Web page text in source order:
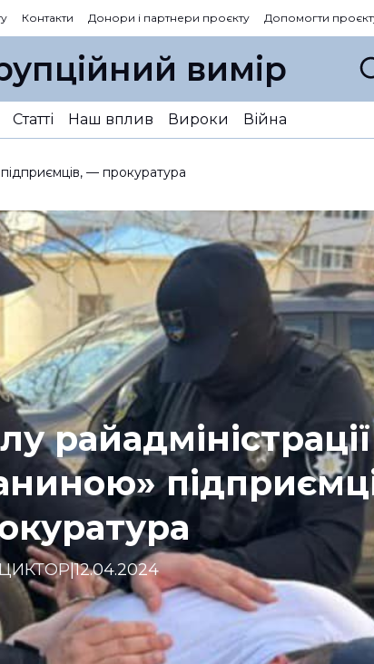
Контакти Донори і партнери проєкту Допомогти
вимір
Статті Наш вплив Вироки Війна
— прокуратура
|12.04.2024